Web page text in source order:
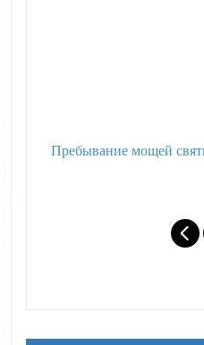
Пребывание мощей